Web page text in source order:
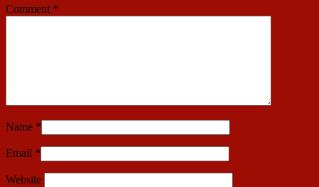
Comment *
Name *
Email *
Website